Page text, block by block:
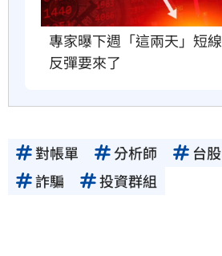
專家曝下週「這兩天」短線
反彈要來了
對帳單 分析師 台股
詐騙
投資群組